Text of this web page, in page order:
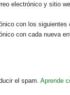
electrónico y sitio
con los
con cada nueva
el spam. Aprende